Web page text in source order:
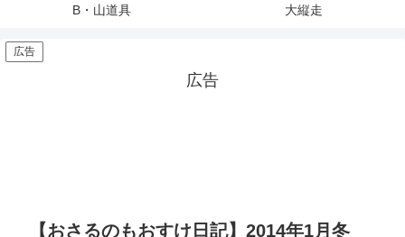
B・山道具 大縦走
広告
広告
【おさるのもおすけ日記】2014年1月冬